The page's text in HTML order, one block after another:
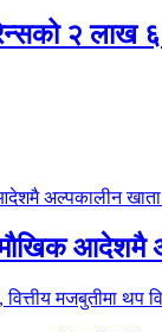
२ लाख
आदेशमै